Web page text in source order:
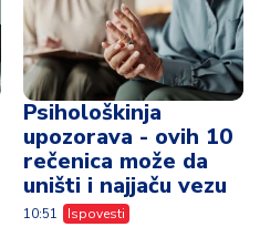
Psihološkinja
upozorava - ovih 10
rečenica može da
uništi i najjaču vezu
10:51 Ispovesti